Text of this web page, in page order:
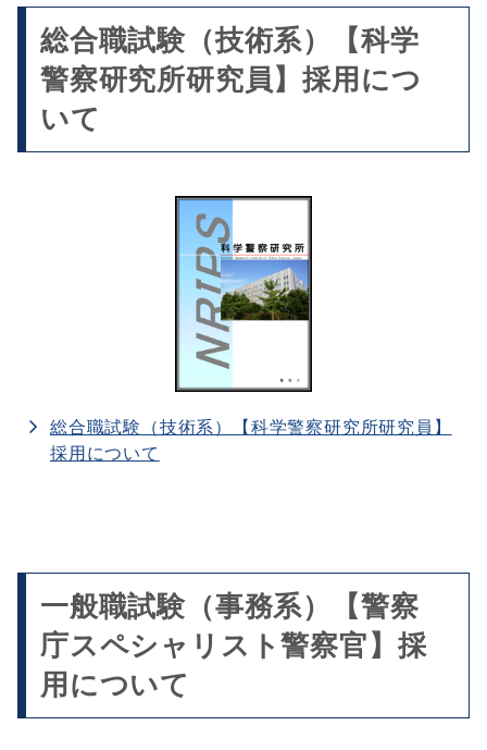
総合職試験（技術系）【科学
警察研究所研究員】採用につ
いて
総合職試験（技術系）【科学警察研究所研究員】
採用について
一般職試験（事務系）【警察
庁スペシャリスト警察官】採
用について